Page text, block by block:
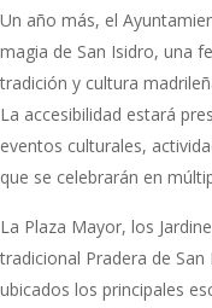
Un año más, el
magia de San Isidro, una
tradición y cultura
La accesibilidad estará
eventos culturales,
que se celebrarán en
La Plaza Mayor, los
tradicional Pradera de
ubicados los principales